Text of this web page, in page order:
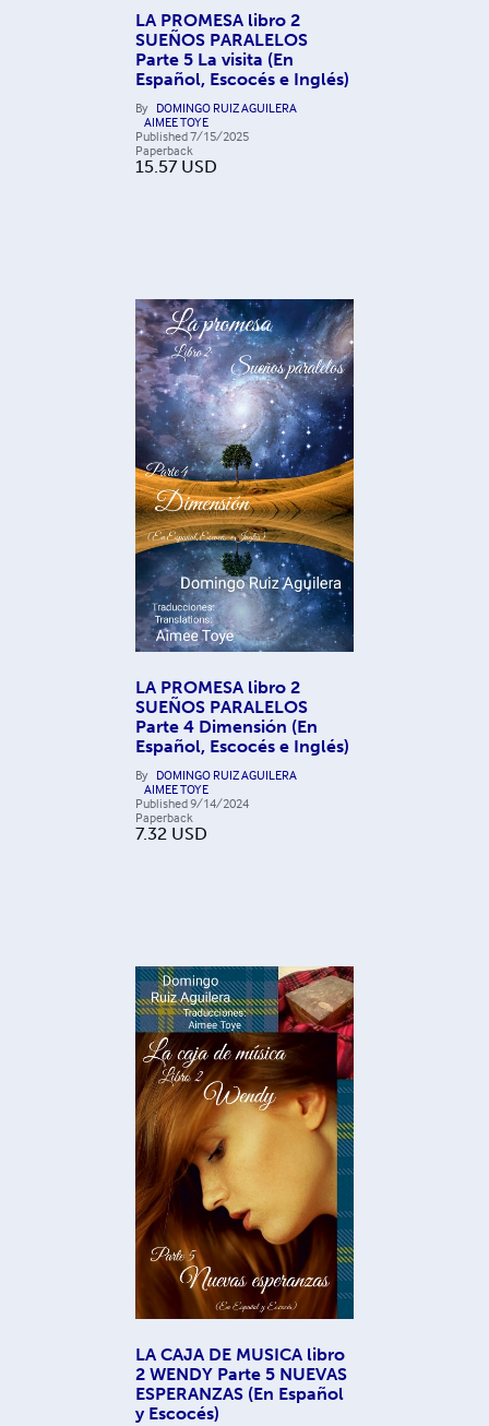
LA PROMESA libro 2
SUEÑOS PARALELOS
Parte 5 La visita (En
Español, Escocés e Inglés)
By DOMINGO RUIZ AGUILERA
AIMEE TOYE
Published7/15/2025
Paperback
15.57 USD
LA PROMESA libro 2
SUEÑOS PARALELOS
Parte 4 Dimensión (En
Español, Escocés e Inglés)
By DOMINGO RUIZ AGUILERA
AIMEE TOYE
Published9/14/2024
Paperback
7.32 USD
LA CAJA DE MUSICA libro
2 WENDY Parte 5 NUEVAS
ESPERANZAS (En Español
y Escocés)